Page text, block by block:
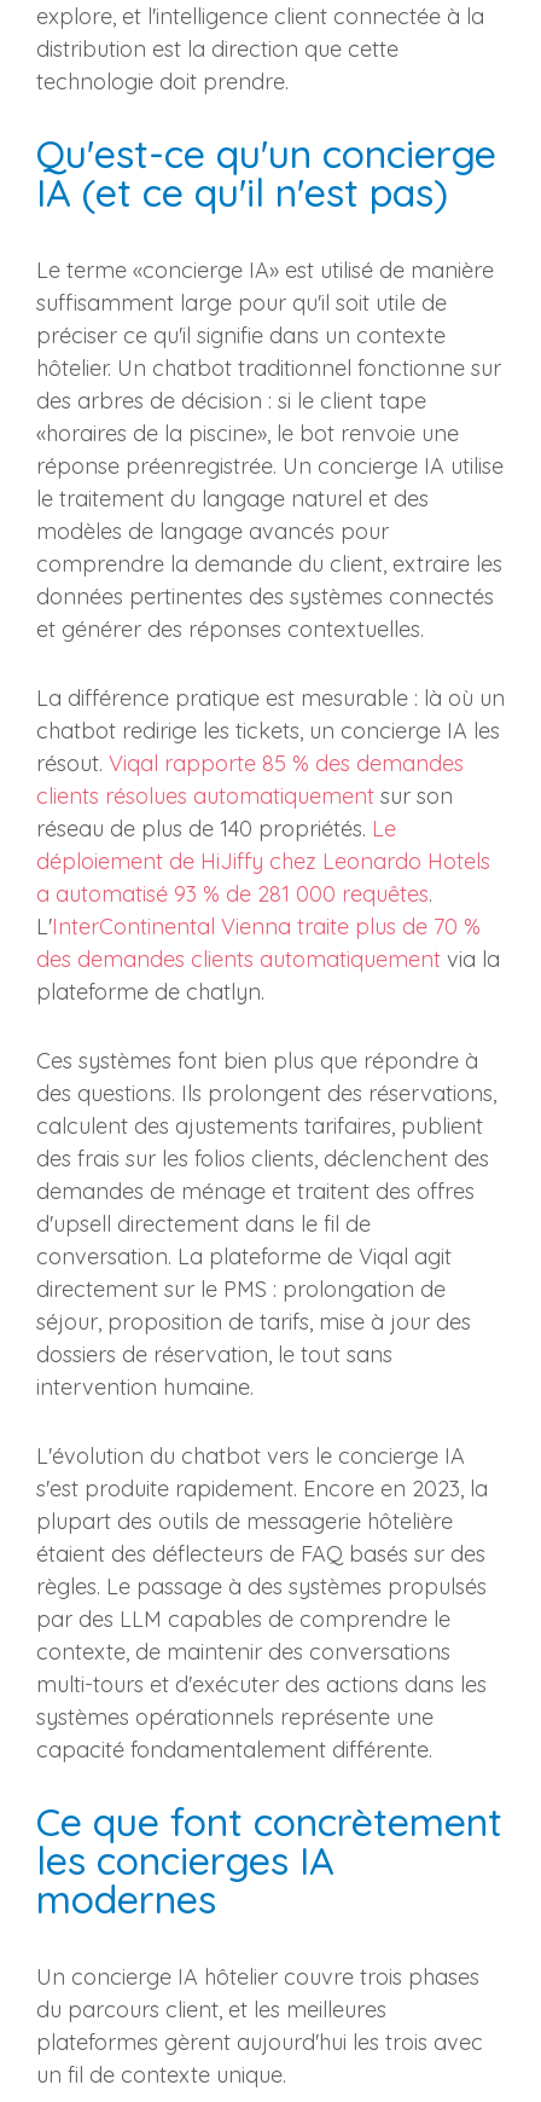
explore, et l'intelligence client connectée à la
distribution est la direction que cette
technologie doit prendre.
Qu'est-ce qu'un concierge
IA (et ce qu'il n'est pas)
Le terme «concierge IA» est utilisé de manière
suffisamment large pour qu'il soit utile de
préciser ce qu'il signifie dans un contexte
hôtelier. Un chatbot traditionnel fonctionne sur
des arbres de décision : si le client tape
«horaires de la piscine», le bot renvoie une
réponse préenregistrée. Un concierge IA utilise
le traitement du langage naturel et des
modèles de langage avancés pour
comprendre la demande du client, extraire les
données pertinentes des systèmes connectés
et générer des réponses contextuelles.
La différence pratique est mesurable : là où un
chatbot redirige les tickets, un concierge IA les
résout. Viqal rapporte 85 % des demandes
clients résolues automatiquement sur son
réseau de plus de 140 propriétés. Le
déploiement de HiJiffy chez Leonardo Hotels
a automatisé 93 % de 281 000 requêtes.
L'InterContinental Vienna traite plus de 70 %
des demandes clients automatiquement via la
plateforme de chatlyn.
Ces systèmes font bien plus que répondre à
des questions. Ils prolongent des réservations,
calculent des ajustements tarifaires, publient
des frais sur les folios clients, déclenchent des
demandes de ménage et traitent des offres
d'upsell directement dans le fil de
conversation. La plateforme de Viqal agit
directement sur le PMS : prolongation de
séjour, proposition de tarifs, mise à jour des
dossiers de réservation, le tout sans
intervention humaine.
L'évolution du chatbot vers le concierge IA
s'est produite rapidement. Encore en 2023, la
plupart des outils de messagerie hôtelière
étaient des déflecteurs de FAQ basés sur des
règles. Le passage à des systèmes propulsés
par des LLM capables de comprendre le
contexte, de maintenir des conversations
multi-tours et d'exécuter des actions dans les
systèmes opérationnels représente une
capacité fondamentalement différente.
Ce que font concrètement
les concierges IA
modernes
Un concierge IA hôtelier couvre trois phases
du parcours client, et les meilleures
plateformes gèrent aujourd'hui les trois avec
un fil de contexte unique.